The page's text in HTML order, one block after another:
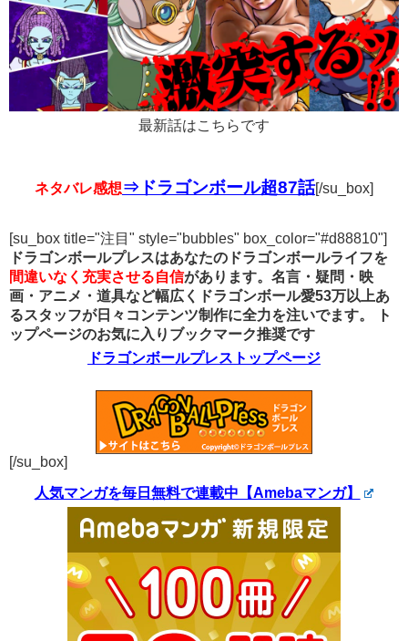
最新話はこちらです
ネタバレ感想⇒ドラゴンボール超87話[/su_box]
[su_box title="注目" style="bubbles" box_color="#d88810"]
ドラゴンボールプレスはあなたのドラゴンボールライフを
間違いなく充実させる自信があります。名言・疑問・映
画・アニメ・道具など幅広くドラゴンボール愛53万以上あ
るスタッフが日々コンテンツ制作に全力を注いでます。
ト
ップページのお気に入りブックマーク推奨です
ドラゴンボールプレストップページ
[/su_box]
人気マンガを毎日無料で連載中【Amebaマンガ】